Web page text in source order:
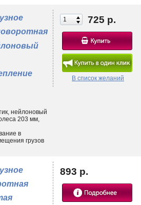
725 р.
В список желаний
нейлоновый
203 мм,
в
грузов
893 р.